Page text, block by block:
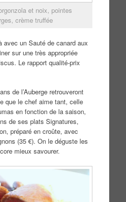
et noix, pointes
crème truffée
avec un Sauté de canard aux
sur une très appropriée
Le rapport qualité-prix
de l’Auberge retrouveront
que le chef aime tant, celle
en fonction de la saison,
de ses plats Signatures,
préparé en croûte, avec
(35 €). On le déguste les
mieux savourer.